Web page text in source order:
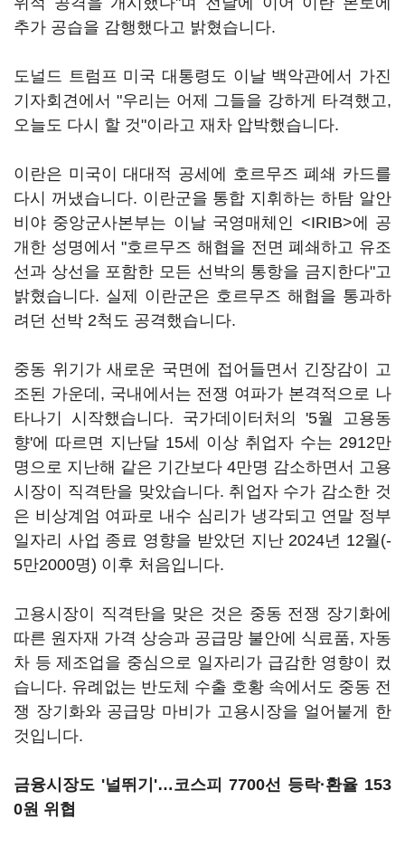
추가 공습을 감행했다고 밝혔습니다.
도널드 트럼프 미국 대통령도 이날 백악관에서 가진
기자회견에서 "우리는 어제 그들을 강하게 타격했고,
오늘도 다시 할 것"이라고 재차 압박했습니다.
이란은 미국이 대대적 공세에 호르무즈 폐쇄 카드를
다시 꺼냈습니다. 이란군을 통합 지휘하는 하탐 알안
비야 중앙군사본부는 이날 국영매체인 <IRIB>에 공
개한 성명에서 "호르무즈 해협을 전면 폐쇄하고 유조
선과 상선을 포함한 모든 선박의 통항을 금지한다"고
밝혔습니다. 실제 이란군은 호르무즈 해협을 통과하
려던 선박 2척도 공격했습니다.
중동 위기가 새로운 국면에 접어들면서 긴장감이 고
조된 가운데, 국내에서는 전쟁 여파가 본격적으로 나
타나기 시작했습니다. 국가데이터처의 '5월 고용동
향'에 따르면 지난달 15세 이상 취업자 수는 2912만
명으로 지난해 같은 기간보다 4만명 감소하면서 고용
시장이 직격탄을 맞았습니다. 취업자 수가 감소한 것
은 비상계엄 여파로 내수 심리가 냉각되고 연말 정부
일자리 사업 종료 영향을 받았던 지난 2024년 12월(-
5만2000명) 이후 처음입니다.
고용시장이 직격탄을 맞은 것은 중동 전쟁 장기화에
따른 원자재 가격 상승과 공급망 불안에 식료품, 자동
차 등 제조업을 중심으로 일자리가 급감한 영향이 컸
습니다. 유례없는 반도체 수출 호황 속에서도 중동 전
쟁 장기화와 공급망 마비가 고용시장을 얼어붙게 한
것입니다.
금융시장도 '널뛰기'…코스피 7700선 등락·환율 153
0원 위협